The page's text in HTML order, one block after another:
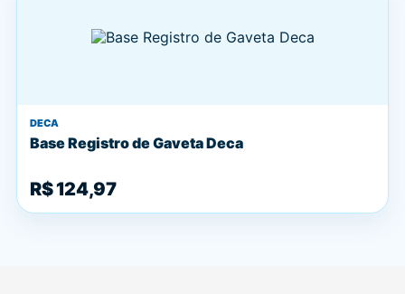
DECA
Base Registro de Gaveta Deca
R$ 124,97